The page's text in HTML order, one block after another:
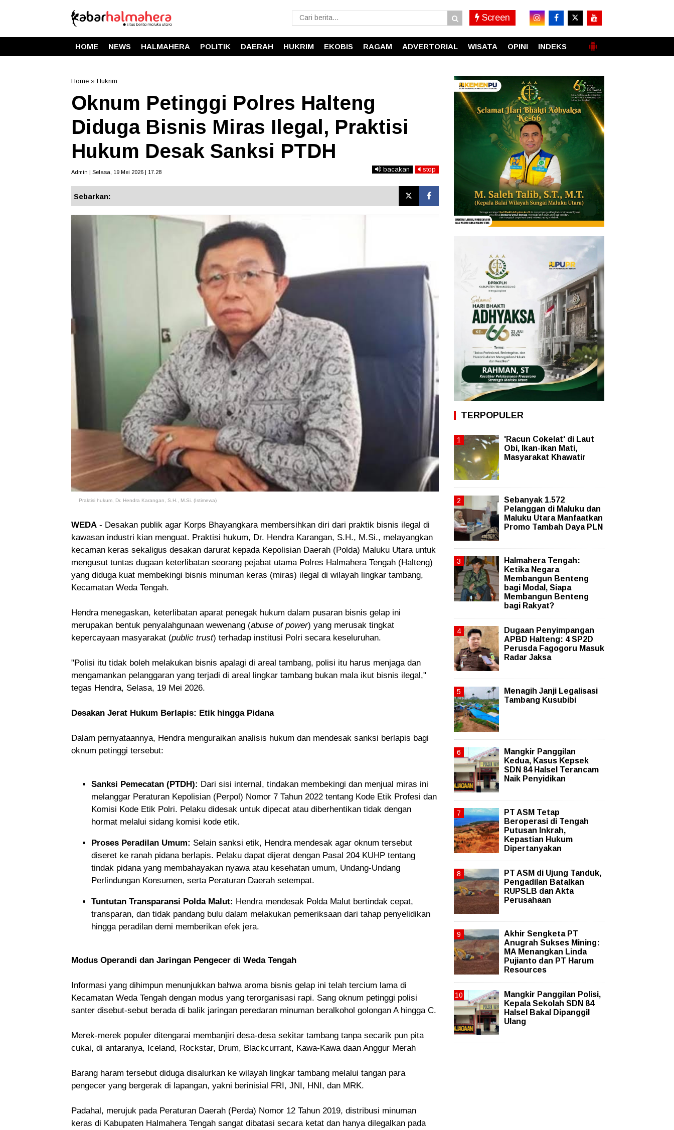
Screen
HOME NEWS HALMAHERA POLITIK DAERAH HUKRIM EKOBIS RAGAM ADVERTORIAL WISATA OPINI INDEKS
Home » Hukrim
Oknum Petinggi Polres Halteng
Diduga Bisnis Miras Ilegal, Praktisi
Hukum Desak Sanksi PTDH
Admin | Selasa, 19 Mei 2026 | 17.28 bacakan stop
Sebarkan:
Praktisi hukum, Dr. Hendra Karangan, S.H., M.Si. (Istimewa)
WEDA - Desakan publik agar Korps Bhayangkara membersihkan diri dari praktik bisnis ilegal di
kawasan industri kian menguat. Praktisi hukum, Dr. Hendra Karangan, S.H., M.Si., melayangkan
kecaman keras sekaligus desakan darurat kepada Kepolisian Daerah (Polda) Maluku Utara untuk
mengusut tuntas dugaan keterlibatan seorang pejabat utama Polres Halmahera Tengah (Halteng)
yang diduga kuat membekingi bisnis minuman keras (miras) ilegal di wilayah lingkar tambang,
Kecamatan Weda Tengah.
Hendra menegaskan, keterlibatan aparat penegak hukum dalam pusaran bisnis gelap ini
merupakan bentuk penyalahgunaan wewenang (abuse of power) yang merusak tingkat
kepercayaan masyarakat (public trust) terhadap institusi Polri secara keseluruhan.
"Polisi itu tidak boleh melakukan bisnis apalagi di areal tambang, polisi itu harus menjaga dan
mengamankan pelanggaran yang terjadi di areal lingkar tambang bukan mala ikut bisnis ilegal,"
tegas Hendra, Selasa, 19 Mei 2026.
Desakan Jerat Hukum Berlapis: Etik hingga Pidana
Dalam pernyataannya, Hendra menguraikan analisis hukum dan mendesak sanksi berlapis bagi
oknum petinggi tersebut:
Sanksi Pemecatan (PTDH): Dari sisi internal, tindakan membekingi dan menjual miras ini
melanggar Peraturan Kepolisian (Perpol) Nomor 7 Tahun 2022 tentang Kode Etik Profesi dan
Komisi Kode Etik Polri. Pelaku didesak untuk dipecat atau diberhentikan tidak dengan
hormat melalui sidang komisi kode etik.
Proses Peradilan Umum: Selain sanksi etik, Hendra mendesak agar oknum tersebut
diseret ke ranah pidana berlapis. Pelaku dapat dijerat dengan Pasal 204 KUHP tentang
tindak pidana yang membahayakan nyawa atau kesehatan umum, Undang-Undang
Perlindungan Konsumen, serta Peraturan Daerah setempat.
Tuntutan Transparansi Polda Malut: Hendra mendesak Polda Malut bertindak cepat,
transparan, dan tidak pandang bulu dalam melakukan pemeriksaan dari tahap penyelidikan
hingga peradilan demi memberikan efek jera.
Modus Operandi dan Jaringan Pengecer di Weda Tengah
Informasi yang dihimpun menunjukkan bahwa aroma bisnis gelap ini telah tercium lama di
Kecamatan Weda Tengah dengan modus yang terorganisasi rapi. Sang oknum petinggi polisi
santer disebut-sebut berada di balik jaringan peredaran minuman beralkohol golongan A hingga C.
Merek-merek populer ditengarai membanjiri desa-desa sekitar tambang tanpa secarik pun pita
cukai, di antaranya, Iceland, Rockstar, Drum, Blackcurrant, Kawa-Kawa daan Anggur Merah
Barang haram tersebut diduga disalurkan ke wilayah lingkar tambang melalui tangan para
pengecer yang bergerak di lapangan, yakni berinisial FRI, JNI, HNI, dan MRK.
Padahal, merujuk pada Peraturan Daerah (Perda) Nomor 12 Tahun 2019, distribusi minuman
keras di Kabupaten Halmahera Tengah sangat dibatasi secara ketat dan hanya dilegalkan pada
TERPOPULER
'Racun Cokelat' di Laut
Obi, Ikan-ikan Mati,
Masyarakat Khawatir
Sebanyak 1.572
Pelanggan di Maluku dan
Maluku Utara Manfaatkan
Promo Tambah Daya PLN
Halmahera Tengah:
Ketika Negara
Membangun Benteng
bagi Modal, Siapa
Membangun Benteng
bagi Rakyat?
Dugaan Penyimpangan
APBD Halteng: 4 SP2D
Perusda Fagogoru Masuk
Radar Jaksa
Menagih Janji Legalisasi
Tambang Kusubibi
Mangkir Panggilan
Kedua, Kasus Kepsek
SDN 84 Halsel Terancam
Naik Penyidikan
PT ASM Tetap
Beroperasi di Tengah
Putusan Inkrah,
Kepastian Hukum
Dipertanyakan
PT ASM di Ujung Tanduk,
Pengadilan Batalkan
RUPSLB dan Akta
Perusahaan
Akhir Sengketa PT
Anugrah Sukses Mining:
MA Menangkan Linda
Pujianto dan PT Harum
Resources
Mangkir Panggilan Polisi,
Kepala Sekolah SDN 84
Halsel Bakal Dipanggil
Ulang